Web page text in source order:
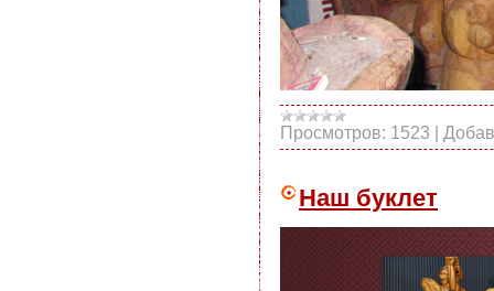
Просмотров: 1523 |
Наш буклет